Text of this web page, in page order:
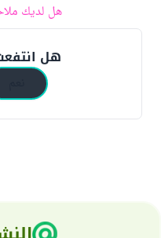
هل لديك
هل